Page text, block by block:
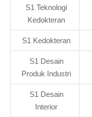
S1 Teknologi
Kedokteran
S1 Kedokteran
S1 Desain
Produk Industri
S1 Desain
Interior